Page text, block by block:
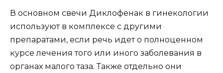
В основном свечи Диклофенак в гинекологии
используют в комплексе с другими
препаратами, если речь идет о полноценном
курсе лечения того или иного заболевания в
органах малого таза. Также отдельно они